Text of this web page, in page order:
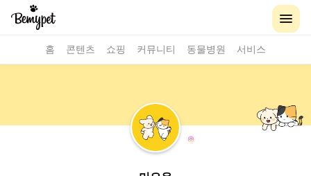
홈 콘텐츠 쇼핑 커뮤니티 동물병원 서비스